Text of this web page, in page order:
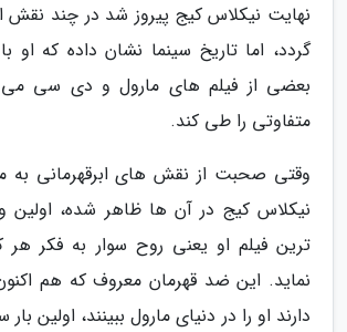
نهایت نیکلاس کیج پیروز شد در چند نقش
گردد، اما تاریخ سینما نشان داده که او
بعضی از فیلم های مارول و دی سی
متفاوتی را طی کند.
وقتی صحبت از نقش های ابرقهرمانی به
نیکلاس کیج در آن ها ظاهر شده، اولین
ترین فیلم او یعنی روح سوار به فکر
نماید. این ضد قهرمان معروف که هم